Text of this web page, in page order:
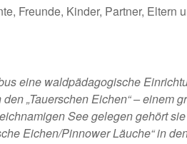
Freunde, Kinder, Partner, Eltern
eine waldpädagogische
„Tauerschen Eichen“ – einem
See gelegen gehört sie
Eichen/Pinnower Läuche“ in